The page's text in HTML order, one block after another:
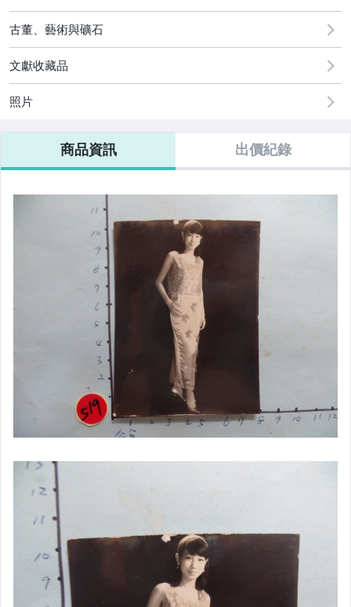
古董、藝術與礦石
文獻收藏品
照片
商品資訊 出價紀錄